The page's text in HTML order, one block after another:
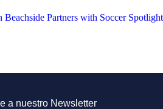
Beachside Partners with Soccer Spotlight
a nuestro Newsletter